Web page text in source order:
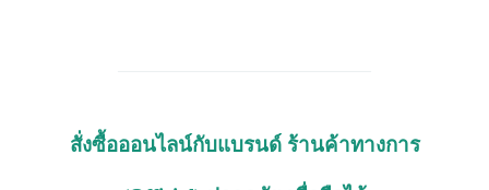
สั่งซื้อออนไลน์กับแบรนด์ ร้านค้าทางการ